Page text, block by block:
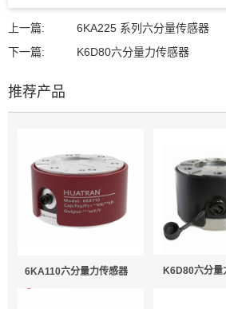
上一篇:
6KA225 系列六分量传感器
下一篇:
K6D80六分量力传感器
推荐产品
6KA110六分量力传感器 K6D80六分量